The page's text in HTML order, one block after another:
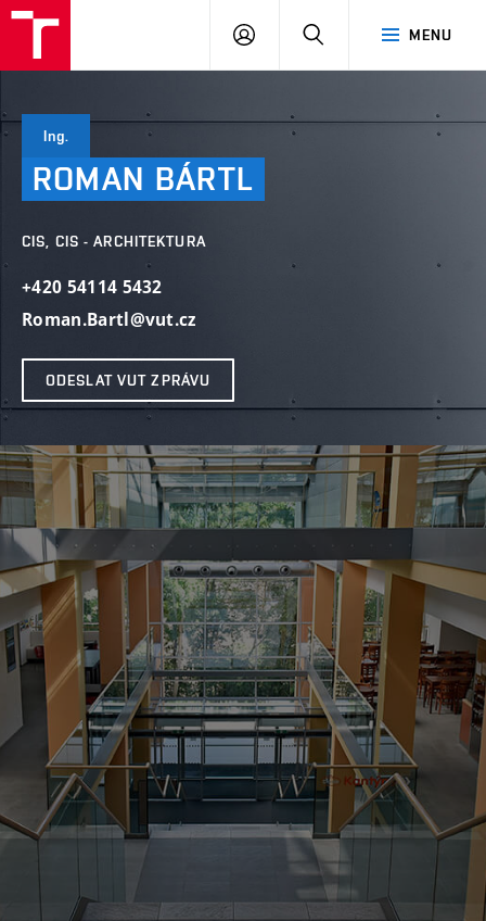
MENU
PŘIHLÁSIT
Ing.
ROMAN BÁRTL
CIS, CIS - ARCHITEKTURA
+420 54114 5432
Roman.Bartl@vut.cz
ODESLAT VUT ZPRÁVU